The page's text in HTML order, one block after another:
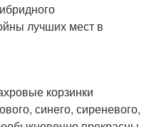
лучших мест в
корзинки
синего, сиреневого,